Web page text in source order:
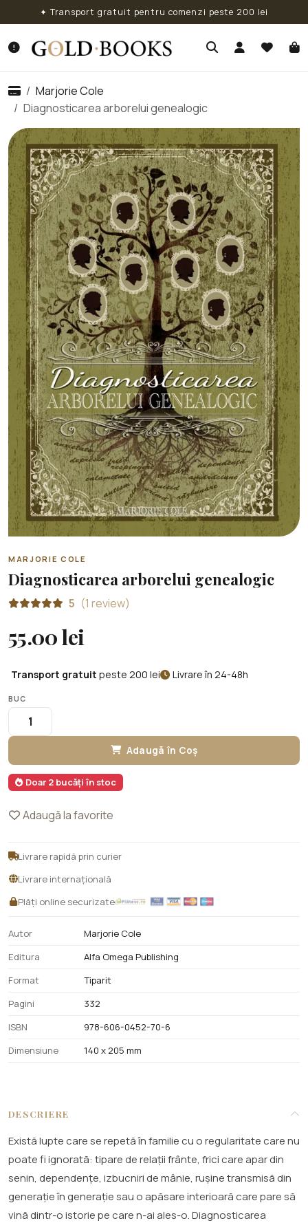
✦ Transport gratuit pentru comenzi peste 200 lei
Marjorie Cole
Diagnosticarea arborelui genealogic
MARJORIE COLE
Diagnosticarea arborelui genealogic
5 (1 review)
55.00 lei
Transport gratuit peste 200 lei Livrare în 24-48h
BUC
Adaugă în Coș
Doar 2 bucăți în stoc
Adaugă la favorite
Livrare rapidă prin curier
Livrare internațională
Plăți online securizate
Autor
Marjorie Cole
Editura
Alfa Omega Publishing
Format
Tiparit
Pagini
332
ISBN
978-606-0452-70-6
Dimensiune
140 x 205 mm
DESCRIERE
Există lupte care se repetă în familie cu o regularitate care nu
poate fi ignorată: tipare de relații frânte, frici care apar din
senin, dependențe, izbucniri de mânie, rușine transmisă din
generație în generație sau o apăsare interioară care pare să
vină dintr-o istorie pe care n-ai ales-o. Diagnosticarea